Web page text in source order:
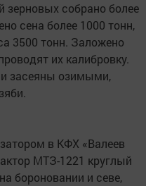
зерновых собрано более
сена более 1000 тонн,
3500 тонн. Заложено
их калибровку.
засеяны озимыми,
в КФХ «Валеев
МТЗ-1221 круглый
бороновании и севе,